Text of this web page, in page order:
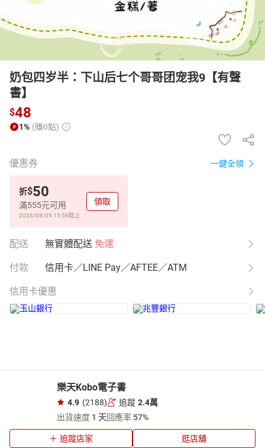
奶包四岁半：下山后七个哥哥团宠我9【有聲
書】
$48
1% (賺0點)
優惠券 一鍵全領
折$50
滿555元可用
2026/08/09 15:59截止
領取
配送 無實體配送 免運
付款 信用卡／LINE Pay／AFTEE／ATM
信用卡優惠
樂天Kobo電子書
4.9 (2188) 追蹤 2.4萬
出貨速度 1 天回應率57%
追蹤店家 逛店舖